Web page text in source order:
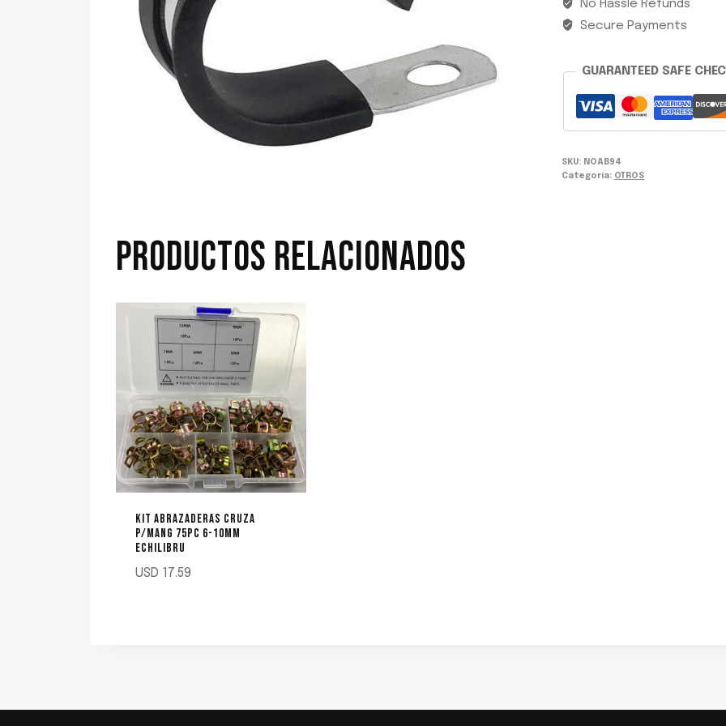
No Hassle Refunds
Secure Payments
GUARANTEED SAFE
SKU: NOAB94
Categoría: OTROS
PRODUCTOS RELACIONADOS
KIT ABRAZADERAS CRUZA
P/MANG 75PC 6-10MM
ECHILIBRU
USD 17.59